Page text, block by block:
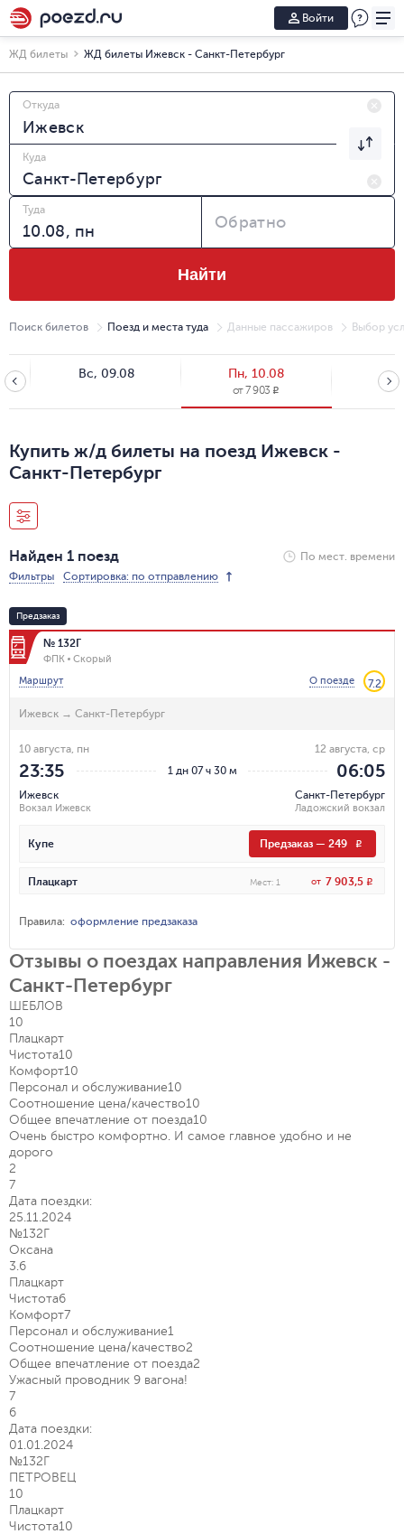
Войти
ЖД билеты ЖД билеты Ижевск - Санкт-Петербург
Откуда
Куда
Туда
Обратно
Найти
Поиск билетов Поезд и места туда Данные пассажиров Выбор
Вс, 09.08 Пн, 10.08
от7 903 R
Вт,
Купить ж/д билеты на поезд Ижевск -
Санкт-Петербург
Найден 1 поезд
По мест. времени
Фильтры
Сортировка: по отправлению
Предзаказ
№ 132Г
ФПК
Скорый
Маршрут
О поезде 7.2
Ижевск → Санкт-Петербург
1 дн 07 ч 30 м
10 августа, пн
23:35
Ижевск
Вокзал Ижевск
12 августа, ср
06:05
Санкт-Петербург
Ладожский вокзал
Купе Предзаказ — 249 R
Плацкарт Мест: 1 от 7 903,5 R
Правила: оформление предзаказа
Отзывы о поездах направления Ижевск -
Санкт-Петербург
ШЕБЛОВ
10
Плацкарт
Чистота10
Комфорт10
Персонал и обслуживание10
Соотношение цена/качество10
Общее впечатление от поезда10
Очень быстро комфортно. И самое главное удобно и не
дорого
2
7
Дата поездки:
25.11.2024
№132Г
Оксана
3.6
Плацкарт
Чистота6
Комфорт7
Персонал и обслуживание1
Соотношение цена/качество2
Общее впечатление от поезда2
Ужасный проводник 9 вагона!
7
6
Дата поездки:
01.01.2024
№132Г
ПЕТРОВЕЦ
10
Плацкарт
Чистота10